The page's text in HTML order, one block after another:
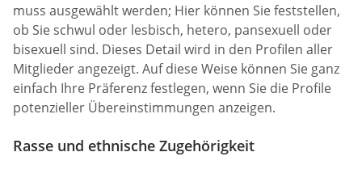
muss ausgewählt werden; Hier können Sie feststellen,
ob Sie schwul oder lesbisch, hetero, pansexuell oder
bisexuell sind. Dieses Detail wird in den Profilen aller
Mitglieder angezeigt. Auf diese Weise können Sie ganz
einfach Ihre Präferenz festlegen, wenn Sie die Profile
potenzieller Übereinstimmungen anzeigen.
Rasse und ethnische Zugehörigkeit